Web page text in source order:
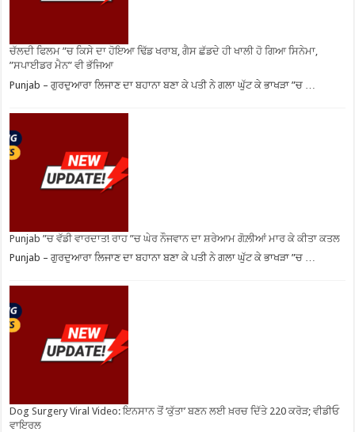
ਚੱਲਦੀ ਫਿਲਮ ”ਚ ਕਿਸੇ ਦਾ ਹੋਇਆ ਢਿੱਡ ਖਰਾਬ, ਗੈਸ ਛੱਡਦੇ ਹੀ ਖਾਲੀ ਹੋ ਗਿਆ ਸਿਨੇਮਾ,
”ਸਪਾਈਡਰ ਮੈਨ” ਵੀ ਭੱਜਿਆ
Punjab – ਗੁਰਦੁਆਰਾ ਲਿਜਾਣ ਦਾ ਬਹਾਨਾ ਬਣਾ ਕੇ ਪਤੀ ਨੇ ਗਲਾ ਘੁੱਟ ਕੇ ਭਾਖੜਾ ”ਚ …
Punjab ”ਚ ਵੱਡੀ ਵਾਰਦਾਤ! ਰਾਹ ”ਚ ਘੇਰ ਨੌਜਵਾਨ ਦਾ ਸ਼ਰੇਆਮ ਗੋਲ਼ੀਆਂ ਮਾਰ ਕੇ ਕੀਤਾ ਕਤਲ
Punjab – ਗੁਰਦੁਆਰਾ ਲਿਜਾਣ ਦਾ ਬਹਾਨਾ ਬਣਾ ਕੇ ਪਤੀ ਨੇ ਗਲਾ ਘੁੱਟ ਕੇ ਭਾਖੜਾ ”ਚ …
Dog Surgery Viral Video: ਇਨਸਾਨ ਤੋਂ ‘ਕੁੱਤਾ’ ਬਣਨ ਲਈ ਖ਼ਰਚ ਦਿੱਤੇ 220 ਕਰੋੜ; ਵੀਡੀਓ
ਵਾਇਰਲ